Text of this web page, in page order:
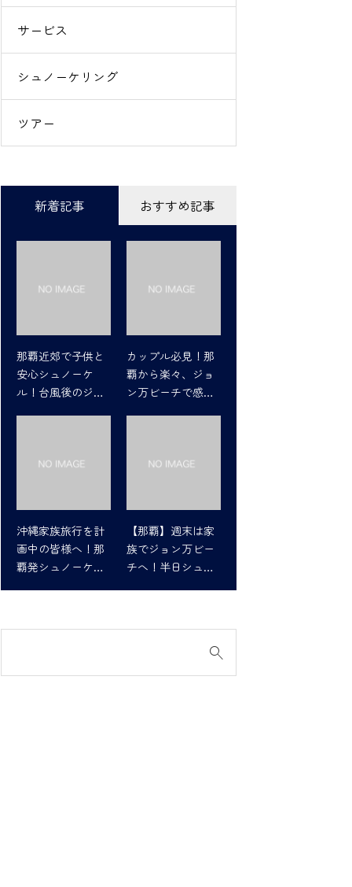
サービス
シュノーケリング
ツアー
新着記事 おすすめ記事
那覇近郊で子供と
安心シュノーケ
ル！台風後のジョ
カップル必見！那
覇から楽々、ジョ
ン万ビーチで感動
沖縄家族旅行を計
画中の皆様へ！那
覇発シュノーケリ
【那覇】週末は家
族でジョン万ビー
チへ！半日シュノ